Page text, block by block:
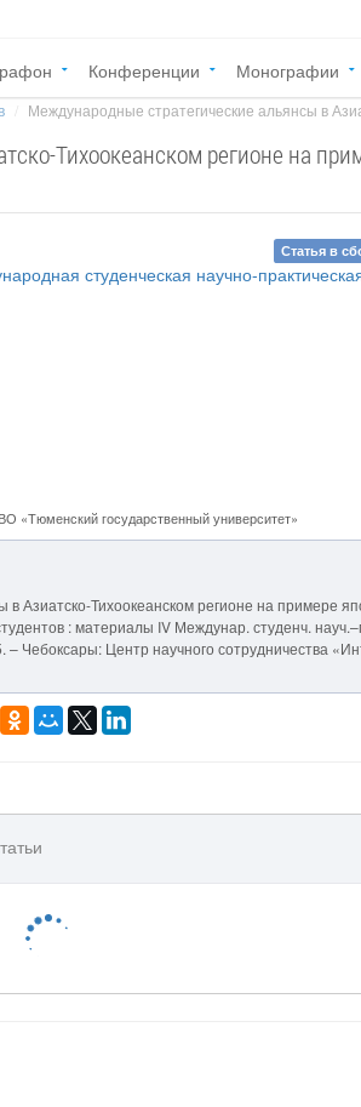
Конференции Монографии
Международные стратегические альянсы в
Тихоокеанском регионе на
Статья в
студенческая научно-
«Тюменский государственный университет»
Азиатско-Тихоокеанском регионе на примере
: материалы IV Междунар. студенч.
Чебоксары: Центр научного сотрудничества